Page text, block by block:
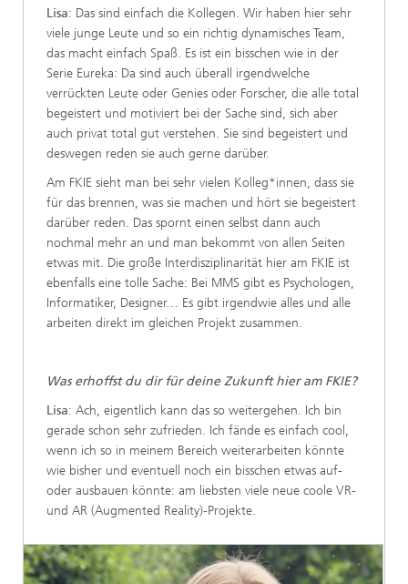
Lisa: Das sind einfach die Kollegen. Wir haben hier sehr
viele junge Leute und so ein richtig dynamisches Team,
das macht einfach Spaß. Es ist ein bisschen wie in der
Serie Eureka: Da sind auch überall irgendwelche
verrückten Leute oder Genies oder Forscher, die alle total
begeistert und motiviert bei der Sache sind, sich aber
auch privat total gut verstehen. Sie sind begeistert und
deswegen reden sie auch gerne darüber.
Am FKIE sieht man bei sehr vielen Kolleg*innen, dass sie
für das brennen, was sie machen und hört sie begeistert
darüber reden. Das spornt einen selbst dann auch
nochmal mehr an und man bekommt von allen Seiten
etwas mit. Die große Interdisziplinarität hier am FKIE ist
ebenfalls eine tolle Sache: Bei MMS gibt es Psychologen,
Informatiker, Designer… Es gibt irgendwie alles und alle
arbeiten direkt im gleichen Projekt zusammen.
Was erhoffst du dir für deine Zukunft hier am FKIE?
Lisa: Ach, eigentlich kann das so weitergehen. Ich bin
gerade schon sehr zufrieden. Ich fände es einfach cool,
wenn ich so in meinem Bereich weiterarbeiten könnte
wie bisher und eventuell noch ein bisschen etwas auf-
oder ausbauen könnte: am liebsten viele neue coole VR-
und AR (Augmented Reality)-Projekte.